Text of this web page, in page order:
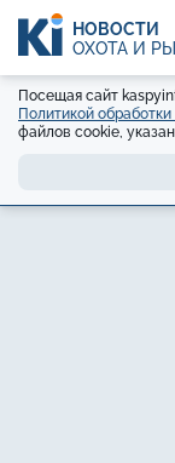
НОВОСТИ
ОХОТА И
Посещая сайт
Политикой
файлов cookie,